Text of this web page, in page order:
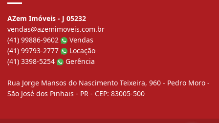
AZem Imóveis - J 05232
vendas@azemimoveis.com.br
(41) 99886-9602
Vendas
(41) 99793-2777
Locação
(41) 3398-5254
Gerência
Rua Jorge Mansos do Nascimento Teixeira, 960 - Pedro Moro -
São José dos Pinhais - PR - CEP: 83005-500